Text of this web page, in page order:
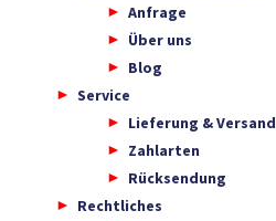
Anfrage
Über uns
Blog
Service
Lieferung & Versand
Zahlarten
Rücksendung
Rechtliches